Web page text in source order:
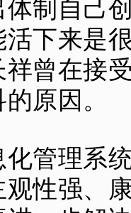
制自己
下来是
曾在接
原因。
管理系
性强、